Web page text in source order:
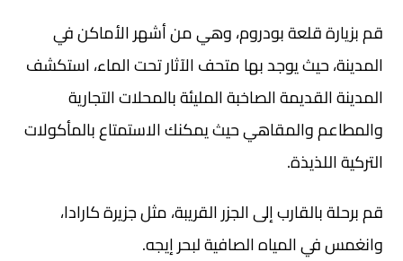
قم بزيارة قلعة بودروم، وهي من أشهر الأماكن في
المدينة، حيث يوجد بها متحف الآثار تحت الماء، استكشف
المدينة القديمة الصاخبة المليئة بالمحلات التجارية
والمطاعم والمقاهي حيث يمكنك الاستمتاع بالمأكولات
التركية اللذيذة.
قم برحلة بالقارب إلى الجزر القريبة، مثل جزيرة كارادا،
وانغمس في المياه الصافية لبحر إيجه.